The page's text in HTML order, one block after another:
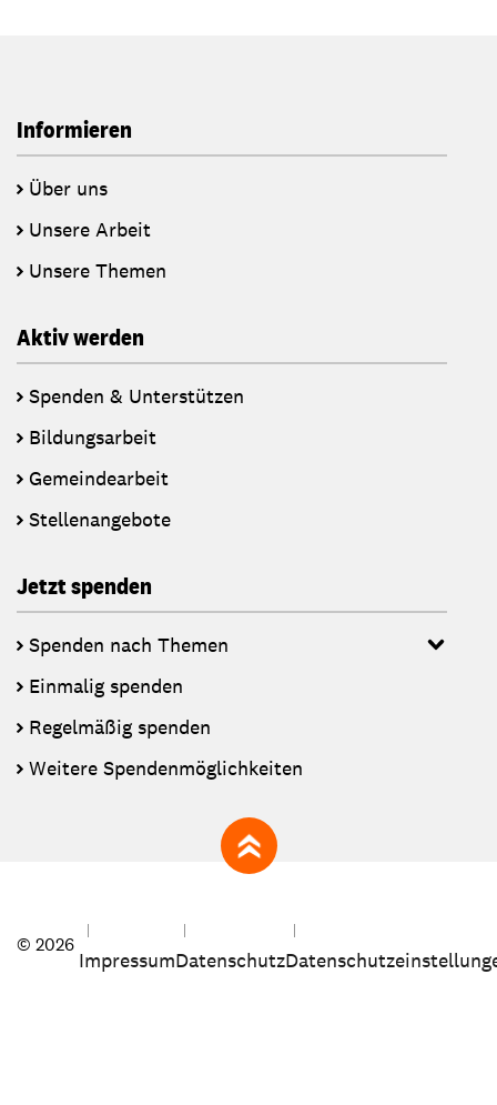
Informieren
Über uns
Unsere Arbeit
Unsere Themen
Aktiv werden
Spenden & Unterstützen
Bildungsarbeit
Gemeindearbeit
Stellenangebote
Jetzt spenden
Spenden nach Themen
Einmalig spenden
Regelmäßig spenden
Weitere Spendenmöglichkeiten
zum Seitenanfang
© 2026
ImpressumDatenschutz